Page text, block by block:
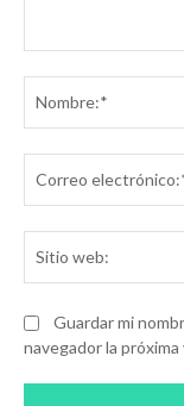
Guardar mi
navegador la